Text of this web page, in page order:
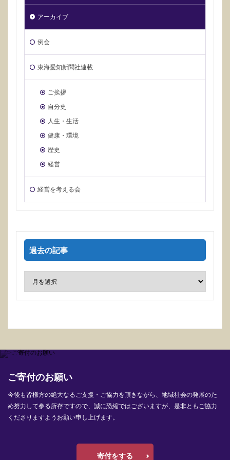
アーカイブ
例会
東海愛知新聞社連載
ご挨拶
自分史
人生・生活
健康・環境
歴史
経営
経営を考える会
過去の記事
ご寄付のお願い
今後も皆様方の絶大なるご支援・ご協力を頂きながら、地域社会の発展のた
め努力して参る所存ですので、誠に恐縮ではございますが、是非ともご協力
くださりますようお願い申し上げます。
寄付をする